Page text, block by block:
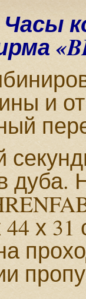
и
дуба.
х